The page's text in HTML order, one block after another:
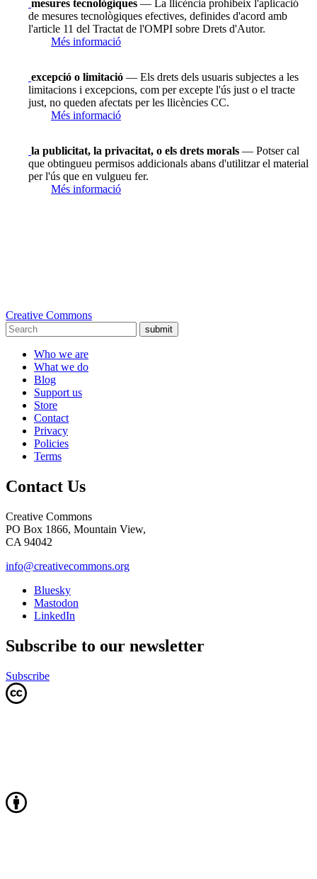
mesures tecnològiques — La llicència prohibeix l'aplicació
de mesures tecnològiques efectives, definides d'acord amb
l'article 11 del Tractat de l'OMPI sobre Drets d'Autor.
Més informació
excepció o limitació — Els drets dels usuaris subjectes a les
limitacions i excepcions, com per excepte l'ús just o el tracte
just, no queden afectats per les llicències CC.
Més informació
la publicitat, la privacitat, o els drets morals — Potser cal
que obtingueu permisos addicionals abans d'utilitzar el material
per l'ús que en vulgueu fer.
Més informació
Creative Commons
submit
Who we are
What we do
Blog
Support us
Store
Contact
Privacy
Policies
Terms
Contact Us
Creative Commons
PO Box 1866, Mountain View,
CA 94042
info@creativecommons.org
Bluesky
Mastodon
LinkedIn
Subscribe to our newsletter
Subscribe